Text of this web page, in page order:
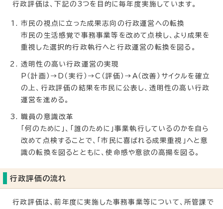
行政評価は、下記の3つを目的に毎年度実施しています。
市民の視点に立った成果志向の行政運営への転換
市民の生活感覚で事務事業等を改めて点検し、より成果を
重視した選択的行政執行へと行政運営の転換を図る。
透明性の高い行政運営の実現
P（計画）→D（実行）→C（評価）→A（改善）サイクルを確立
の上、行政評価の結果を市民に公表し、透明性の高い行政
運営を進める。
職員の意識改革
「何のために」、「誰のために」事業執行しているのかを自ら
改めて点検することで、「市民に喜ばれる成果重視」へと意
識の転換を図るとともに、使命感や意欲の高揚を図る。
行政評価の流れ
行政評価は、前年度に実施した事務事業等について、所管課で